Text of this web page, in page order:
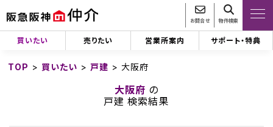
お問合せ 物件検索
買いたい 売りたい 営業所案内 サポート・特典
TOP > 買いたい >戸建 >大阪府
大阪府 の
戸建 検索結果